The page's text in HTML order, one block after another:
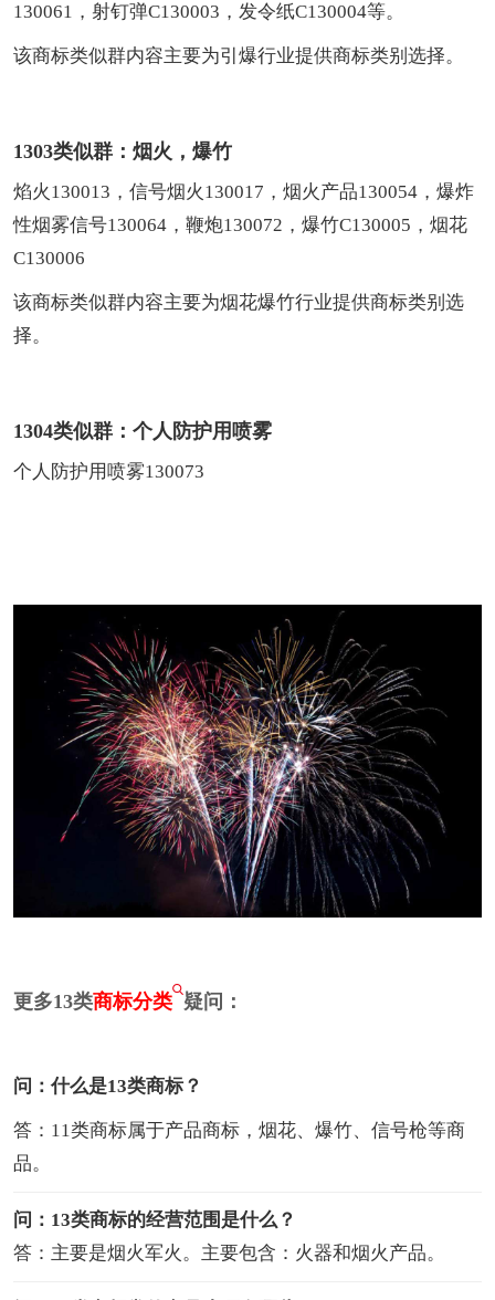
130061，射钉弹C130003，发令纸C130004等。
该商标类似群内容主要为引爆行业提供商标类别选择。
1303类似群：烟火，爆竹
焰火130013，信号烟火130017，烟火产品130054，爆炸
性烟雾信号130064，鞭炮130072，爆竹C130005，烟花
C130006
该商标类似群内容主要为烟花爆竹行业提供商标类别选
择。
1304类似群：个人防护用喷雾
个人防护用喷雾130073
更多13类商标分类 疑问：
问：什么是13类商标？
答：11类商标属于产品商标，烟花、爆竹、信号枪等商
品。
问：13类商标的经营范围是什么？
答：主要是烟火军火。主要包含：火器和烟火产品。